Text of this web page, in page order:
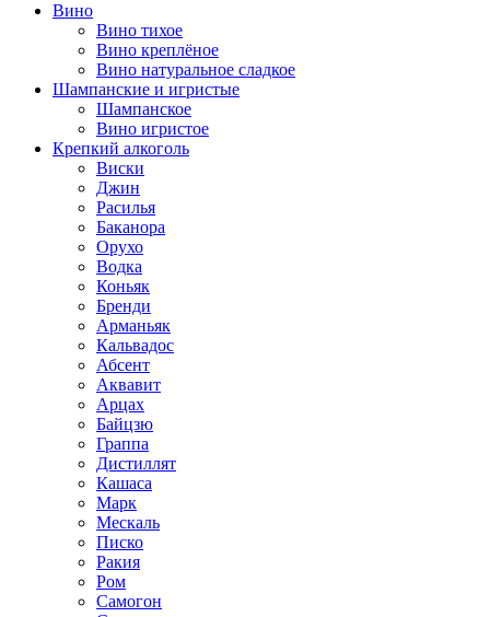
Вино
Вино тихое
Вино креплёное
Вино натуральное сладкое
Шампанские и игристые
Шампанское
Вино игристое
Крепкий алкоголь
Виски
Джин
Расилья
Баканора
Орухо
Водка
Коньяк
Бренди
Арманьяк
Кальвадос
Абсент
Аквавит
Арцах
Байцзю
Граппа
Дистиллят
Кашаса
Марк
Мескаль
Писко
Ракия
Ром
Самогон